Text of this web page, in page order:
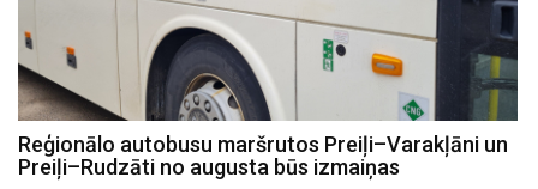
Reģionālo autobusu maršrutos Preiļi–Varakļāni un
Preiļi–Rudzāti no augusta būs izmaiņas